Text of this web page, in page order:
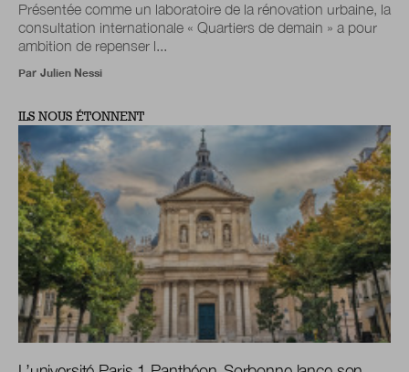
Présentée comme un laboratoire de la rénovation urbaine, la
consultation internationale « Quartiers de demain » a pour
ambition de repenser l...
Par Julien Nessi
ILS NOUS ÉTONNENT